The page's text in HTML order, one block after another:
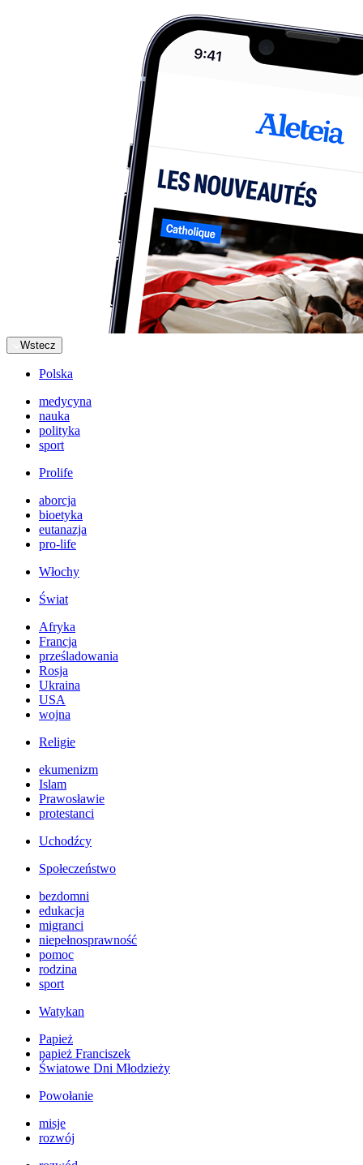
Wstecz
Polska
medycyna
nauka
polityka
sport
Prolife
aborcja
bioetyka
eutanazja
pro-life
Włochy
Świat
Afryka
Francja
prześladowania
Rosja
Ukraina
USA
wojna
Religie
ekumenizm
Islam
Prawosławie
protestanci
Uchodźcy
Społeczeństwo
bezdomni
edukacja
migranci
niepełnosprawność
pomoc
rodzina
sport
Watykan
Papież
papież Franciszek
Światowe Dni Młodzieży
Powołanie
misje
rozwój